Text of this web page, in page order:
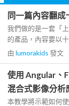
同一篇內容翻
我們做的是一套「
的產品，內容要以
由 lumorakids 發文
使用 Angular、
混合式影像分析
本教學將示範如何